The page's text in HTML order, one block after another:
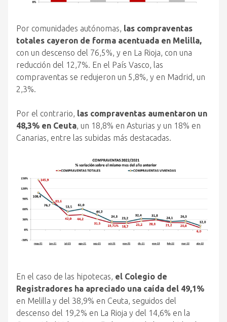
Por comunidades autónomas, las compraventas
totales cayeron de forma acentuada en Melilla,
con un descenso del 76,5%, y en La Rioja, con una
reducción del 12,7%. En el País Vasco, las
compraventas se redujeron un 5,8%, y en Madrid, un
2,3%.
Por el contrario, las compraventas aumentaron un
48,3% en Ceuta, un 18,8% en Asturias y un 18% en
Canarias, entre las subidas más destacadas.
En el caso de las hipotecas, el Colegio de
Registradores ha apreciado una caída del 49,1%
en Melilla y del 38,9% en Ceuta, seguidos del
descenso del 19,2% en La Rioja y del 14,6% en la